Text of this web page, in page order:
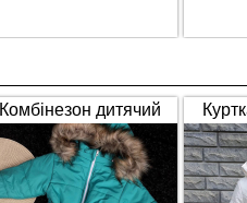
Комбінезон дитячий
18/37, бірюза